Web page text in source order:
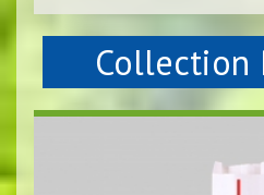
Collection